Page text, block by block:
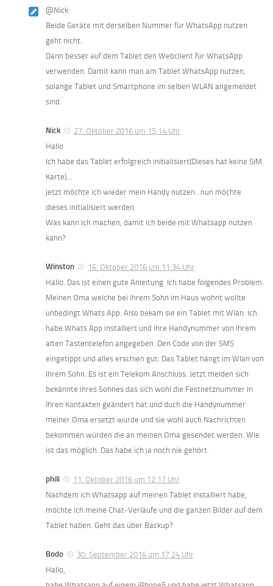
@Nick:
Beide Geräte mit derselben Nummer für WhatsApp nutzen
geht nicht.
Dann besser auf dem Tablet den Webclient für WhatsApp
verwenden. Damit kann man am Tablet WhatsApp nutzen,
solange Tablet und Smartphone im selben WLAN angemeldet
sind.
Nick
27. Oktober 2016 um 15:14 Uhr
Hallo
Ich habe das Tablet erfolgreich initialisiert(Dieses hat keine SIM
Karte)…
jetzt möchte ich wieder mein Handy nutzen…nun möchte
dieses initialisiert werden.
Was kann ich machen, damit ich beide mit Whatsapp nutzen
kann?
Winston
16. Oktober 2016 um 11:34 Uhr
Hallo. Das ist einen gute Anleitung. Ich habe folgendes Problem.
Meinen Oma welche bei ihrem Sohn im Haus wohnt wollte
unbedingt Whats App. Also bekam sie ein Tablet mit Wlan. Ich
habe Whats App installiert und ihre Handynummer von ihrem
alten Tastentelefon angegeben. Den Code von der SMS
eingetippt und alles erschien gut. Das Tablet hängt im Wlan von
Ihrem Sohn. Es ist ein Telekom Anschluss. Jetzt melden sich
bekännte ihres Sohnes das sich wohl die Festnetznummer in
Ihren Kontakten geändert hat und duch die Handynummer
meiner Oma ersetzt wurde und sie wohl auch Nachrichten
bekommen würden die an meinen Oma gesendet werden. Wie
ist das möglich. Das habe ich ja noch nie gehört.
phili
11. Oktober 2016 um 12:17 Uhr
Nachdem ich Whatsapp auf meinen Tablet installiert habe,
möchte ich meine Chat-Verläufe und die ganzen Bilder auf dem
Tablet haben. Geht das über Backup?
Bodo
30. September 2016 um 17:24 Uhr
Hallo,